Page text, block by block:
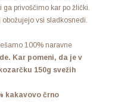
privoščimo kar po žlički.
vsi sladkosnedi.
100% naravne
Kar pomeni, da je v
150g svežih
kakavovo črno